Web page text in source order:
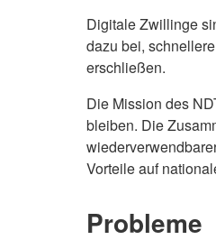
Digitale Zwillinge
dazu bei,
erschließen.
Die Mission des
bleiben. Die
Vorteile auf
Probleme